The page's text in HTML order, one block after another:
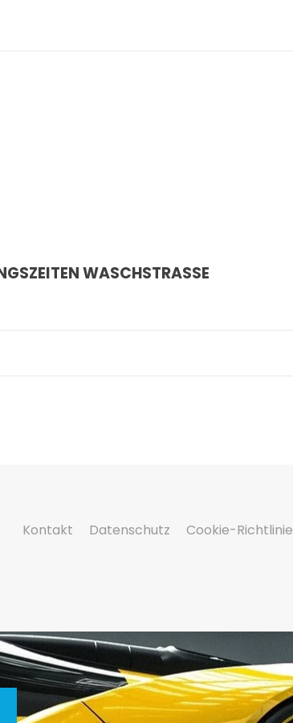
WASCHSTRASSE
Kontakt Datenschutz Cookie-Richtlinie